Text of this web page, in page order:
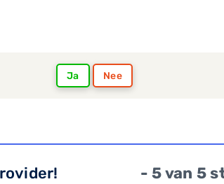
Ja Nee
- 5 van 5